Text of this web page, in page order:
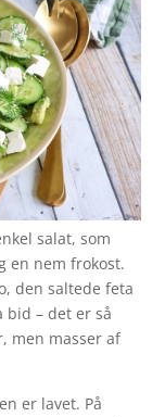
salat, som
en nem frokost.
den saltede feta
bid – det er så
men masser af
er lavet. På